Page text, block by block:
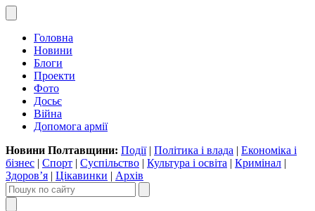
Головна
Новини
Блоги
Проекти
Фото
Досьє
Війна
Допомога армії
Новини Полтавщини: Події| Політика і влада | Економіка і
бізнес | Спорт | Суспільство | Культура і освіта | Кримінал |
Здоров’я | Цікавинки | Архів